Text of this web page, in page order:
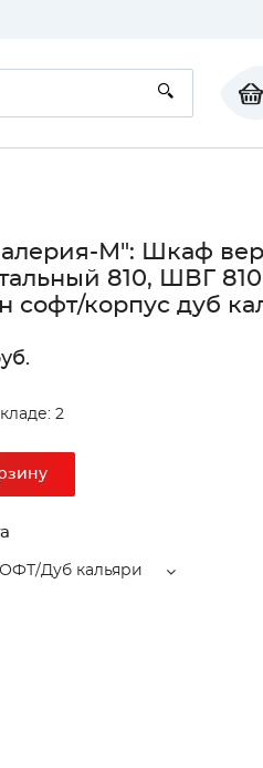
М": Шкаф
810, ШВГ 810
софт/корпус дуб
2
Дуб кальяри